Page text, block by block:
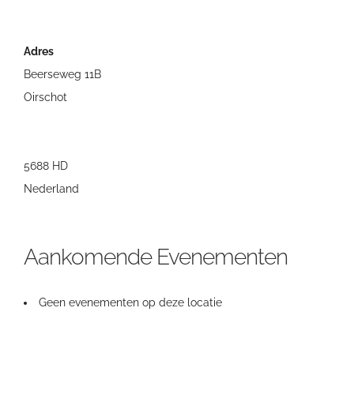
Adres
Beerseweg 11B
Oirschot
5688 HD
Nederland
Aankomende Evenementen
Geen evenementen op deze locatie